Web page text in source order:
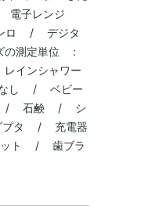
子レンジ
ロ / デジタ
測定単位 :
ンシャワー
なし / ベビー
/ 石鹸 / シ
プタ / 充電器
ット / 歯ブラ